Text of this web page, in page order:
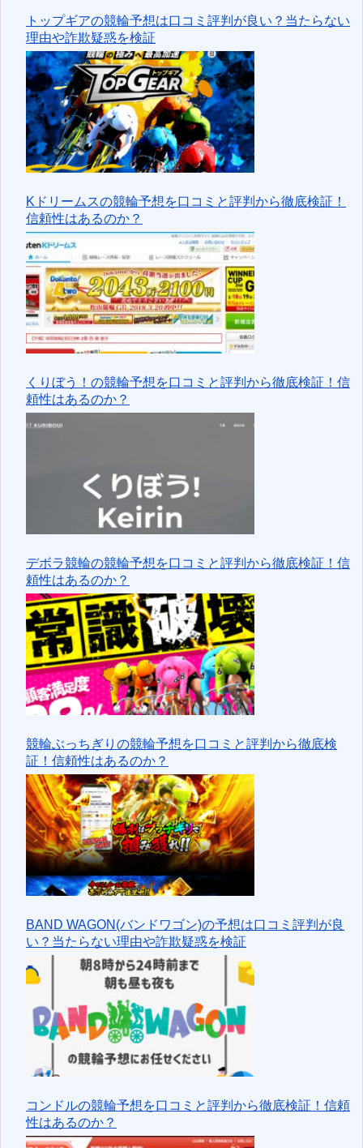
トップギアの競輪予想は口コミ評判が良い？当たらない
理由や詐欺疑惑を検証
Kドリームスの競輪予想を口コミと評判から徹底検証！
信頼性はあるのか？
くりぼう！の競輪予想を口コミと評判から徹底検証！信
頼性はあるのか？
デボラ競輪の競輪予想を口コミと評判から徹底検証！信
頼性はあるのか？
競輪ぶっちぎりの競輪予想を口コミと評判から徹底検
証！信頼性はあるのか？
BAND WAGON(バンドワゴン)の予想は口コミ評判が良
い？当たらない理由や詐欺疑惑を検証
コンドルの競輪予想を口コミと評判から徹底検証！信頼
性はあるのか？